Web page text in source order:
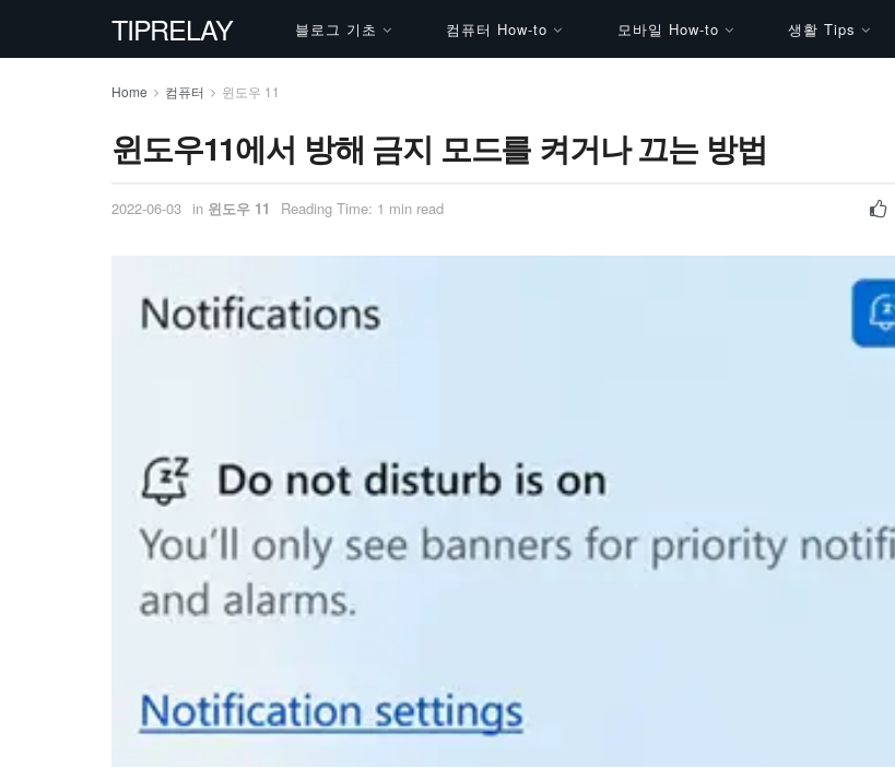
TIPRELAY 블로그 기초 컴퓨터 How-to 모바일 How-to 생활 Tips
Home 컴퓨터 윈도우 11
윈도우11에서 방해 금지 모드를 켜거나 끄는 방법
2022-06-03 in 윈도우 11 Reading Time: 1 min read